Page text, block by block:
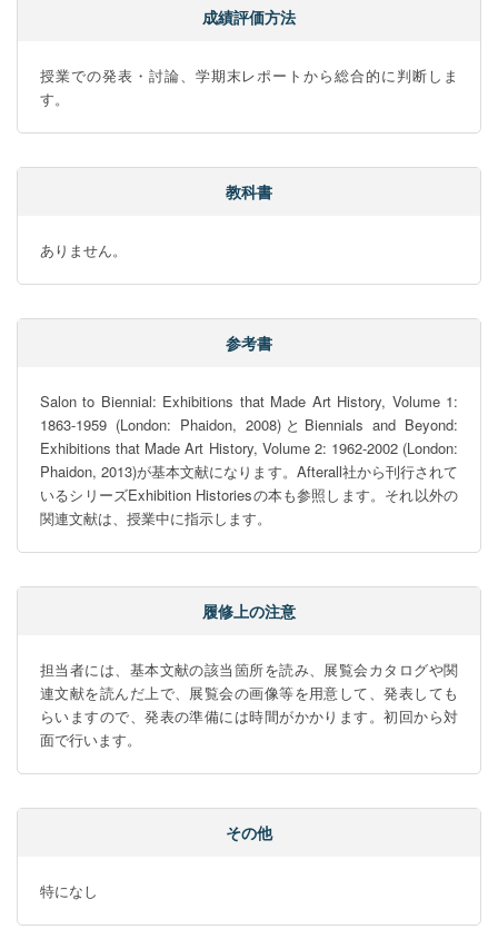
成績評価方法
授業での発表・討論、学期末レポートから総合的に判断しま
す。
教科書
ありません。
参考書
Salon to Biennial: Exhibitions that Made Art History, Volume 1:
1863-1959 (London: Phaidon, 2008)とBiennials and Beyond:
Exhibitions that Made Art History, Volume 2: 1962-2002 (London:
Phaidon, 2013)が基本文献になります。Afterall社から刊行されて
いるシリーズExhibition Historiesの本も参照します。それ以外の
関連文献は、授業中に指示します。
履修上の注意
担当者には、基本文献の該当箇所を読み、展覧会カタログや関
連文献を読んだ上で、展覧会の画像等を用意して、発表しても
らいますので、発表の準備には時間がかかります。初回から対
面で行います。
その他
特になし